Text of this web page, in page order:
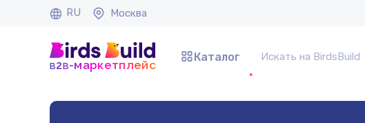
RU Москва
b2b-маркетплейс
Каталог